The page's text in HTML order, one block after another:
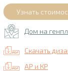
Дом на
Скачать
АР и КР